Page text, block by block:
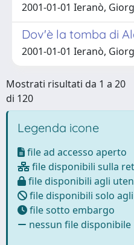
2001-01-01 Ieranò,
Dov'è la tomba di
2001-01-01 Ieranò,
Mostrati risultati da 1 a 20
di 120
Legenda icone
file ad accesso aperto
file disponibili sulla
file disponibili agli
file disponibili solo
file sotto embargo
nessun file disponibile